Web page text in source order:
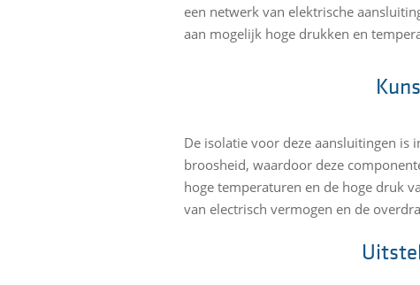
een netwerk van elektrische
aan mogelijk hoge drukken en
De isolatie voor deze aansluitingen is
broosheid, waardoor deze
hoge temperaturen en de hoge druk
van electrisch vermogen en de